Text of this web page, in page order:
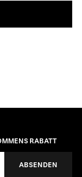
RABATT
ABSENDEN